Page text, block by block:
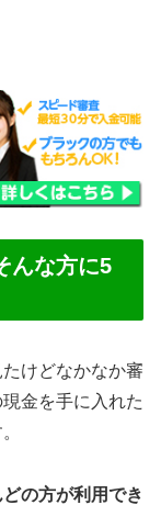
んな方に5
けどなかなか審
金を手に入れた
の方が利用でき